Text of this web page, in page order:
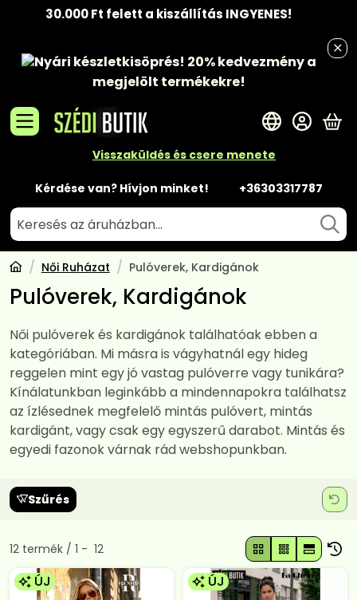
30.000 Ft felett a kiszállítás INGYENES!
Nyári készletkisöprés! 20% kedvezménya
megjelölt termékekre!
Visszaküldés és csere menete
Kérdése van? Hívjon minket! +36303317787
A
Női Ruházat Pulóverek, Kardigánok
Pulóverek, Kardigánok
Női pulóverek és kardigánok találhatóak ebben a
kategóriában. Mi másra is vágyhatnál egy hideg
reggelen mint egy jó vastag pulóverre vagy tunikára?
Kínálatunkban leginkább a mindennapokra találhatsz
az ízlésednek megfelelő mintás pulóvert, mintás
kardigánt, vagy csak egy egyszerű darabot. Mintás és
egyedi fazonok várnak rád webshopunkban.
Szűrés
Összes termék a kategóriában
12 termék 1 12
ÚJ ÚJ